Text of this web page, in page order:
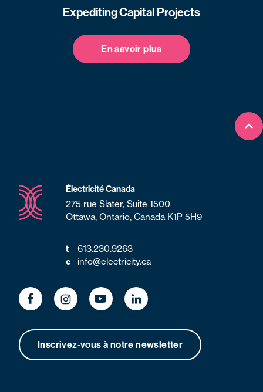
Expediting Capital Projects
En savoir plus
Électricité Canada
275 rue Slater, Suite 1500
Ottawa, Ontario, Canada K1P 5H9
t
613.230.9263
c
info@electricity.ca
Inscrivez-vous à notre newsletter